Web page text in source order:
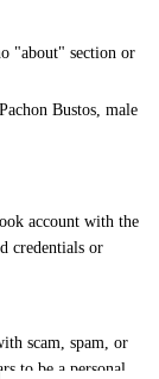
"about" section or
Bustos, male
account with the
credentials or
scam, spam, or
to be a personal